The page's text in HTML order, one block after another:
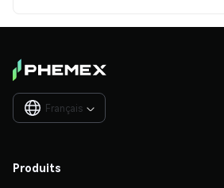
Français 
Produits